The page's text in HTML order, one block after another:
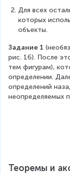
Для всех
которых
объекты.
Задание 1
рис. 16). После
тем фигурам),
определении.
определений
неопределяемых
Теоремы и